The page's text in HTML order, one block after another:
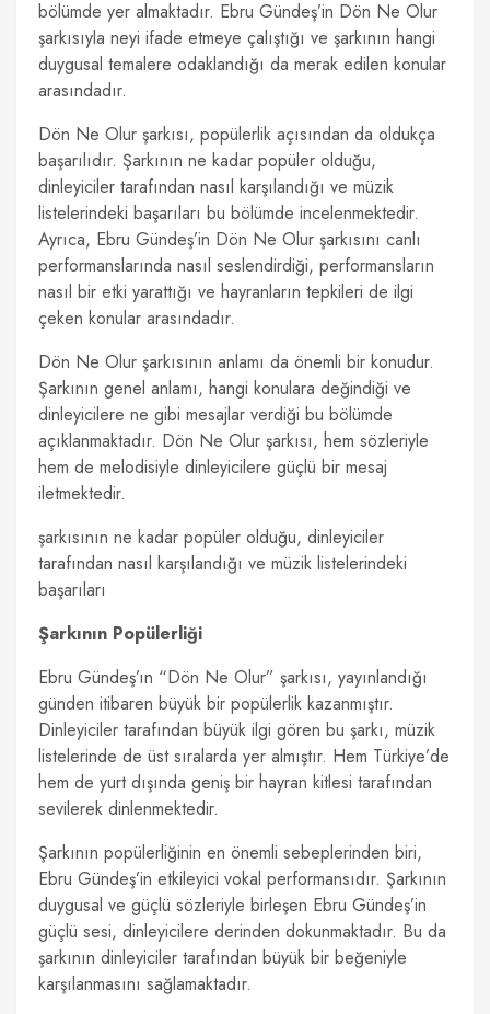
bölümde yer almaktadır. Ebru Gündeş’in Dön Ne Olur
şarkısıyla neyi ifade etmeye çalıştığı ve şarkının hangi
duygusal temalere odaklandığı da merak edilen konular
arasındadır.
Dön Ne Olur şarkısı, popülerlik açısından da oldukça
başarılıdır. Şarkının ne kadar popüler olduğu,
dinleyiciler tarafından nasıl karşılandığı ve müzik
listelerindeki başarıları bu bölümde incelenmektedir.
Ayrıca, Ebru Gündeş’in Dön Ne Olur şarkısını canlı
performanslarında nasıl seslendirdiği, performansların
nasıl bir etki yarattığı ve hayranların tepkileri de ilgi
çeken konular arasındadır.
Dön Ne Olur şarkısının anlamı da önemli bir konudur.
Şarkının genel anlamı, hangi konulara değindiği ve
dinleyicilere ne gibi mesajlar verdiği bu bölümde
açıklanmaktadır. Dön Ne Olur şarkısı, hem sözleriyle
hem de melodisiyle dinleyicilere güçlü bir mesaj
iletmektedir.
şarkısının ne kadar popüler olduğu, dinleyiciler
tarafından nasıl karşılandığı ve müzik listelerindeki
başarıları
Şarkının Popülerliği
Ebru Gündeş’ın “Dön Ne Olur” şarkısı, yayınlandığı
günden itibaren büyük bir popülerlik kazanmıştır.
Dinleyiciler tarafından büyük ilgi gören bu şarkı, müzik
listelerinde de üst sıralarda yer almıştır. Hem Türkiye’de
hem de yurt dışında geniş bir hayran kitlesi tarafından
sevilerek dinlenmektedir.
Şarkının popülerliğinin en önemli sebeplerinden biri,
Ebru Gündeş’in etkileyici vokal performansıdır. Şarkının
duygusal ve güçlü sözleriyle birleşen Ebru Gündeş’in
güçlü sesi, dinleyicilere derinden dokunmaktadır. Bu da
şarkının dinleyiciler tarafından büyük bir beğeniyle
karşılanmasını sağlamaktadır.